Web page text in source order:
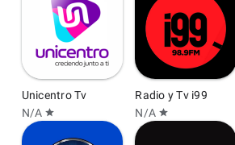
Unicentro Tv
N/A star
Radio y Tv i99
N/A star